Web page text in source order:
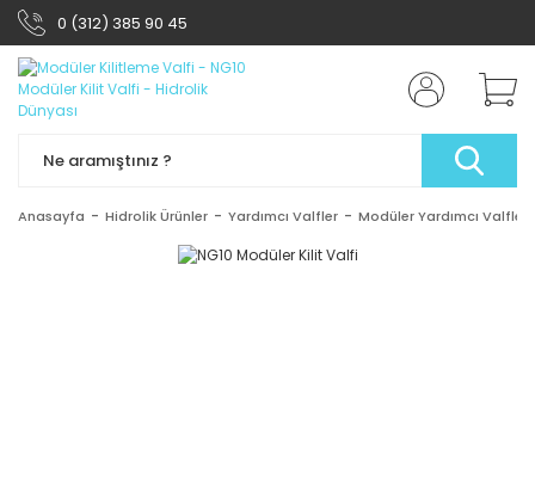
0 (312) 385 90 45
Anasayfa Hidrolik Ürünler Yardımcı Valfler Modüler Yardımcı Valfler